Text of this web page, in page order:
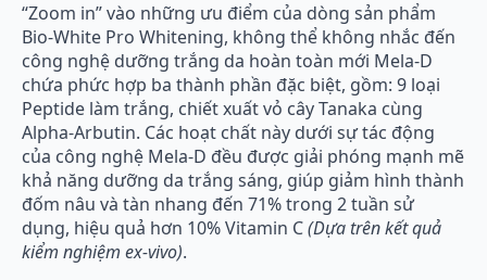
“Zoom in” vào những ưu điểm của dòng sản phẩm
Bio-White Pro Whitening, không thể không nhắc đến
công nghệ dưỡng trắng da hoàn toàn mới Mela-D
chứa phức hợp ba thành phần đặc biệt, gồm: 9 loại
Peptide làm trắng, chiết xuất vỏ cây Tanaka cùng
Alpha-Arbutin. Các hoạt chất này dưới sự tác động
của công nghệ Mela-D đều được giải phóng mạnh mẽ
khả năng dưỡng da trắng sáng, giúp giảm hình thành
đốm nâu và tàn nhang đến 71% trong 2 tuần sử
dụng, hiệu quả hơn 10% Vitamin C(Dựa trên kết quả
kiểm nghiệm ex-vivo).